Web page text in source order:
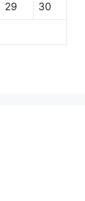
29 30